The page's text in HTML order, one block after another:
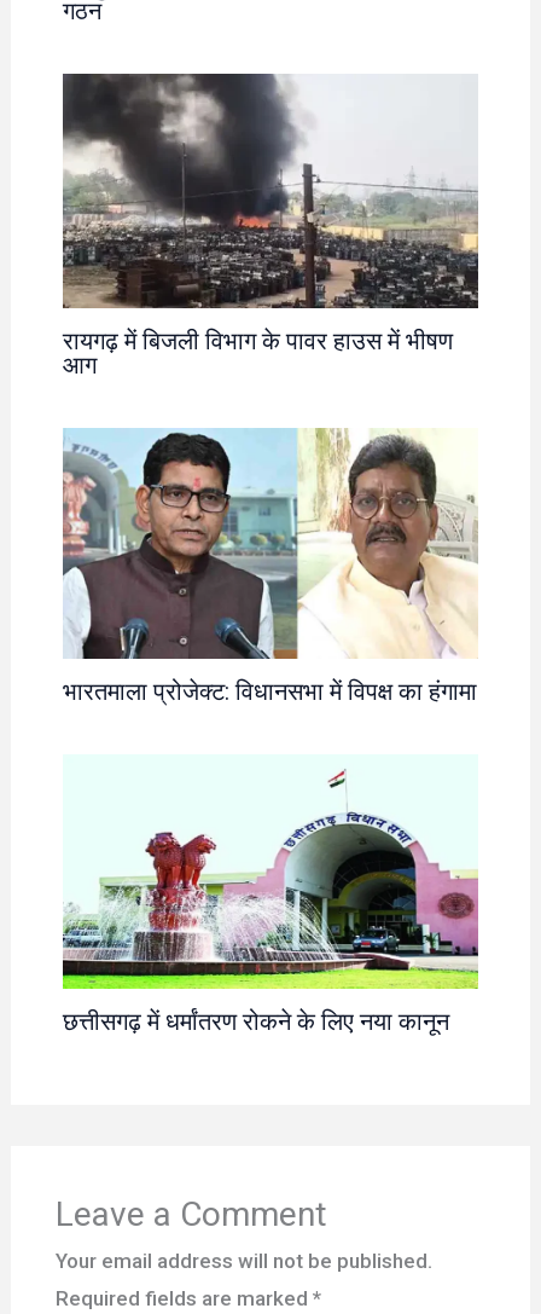
गठन
रायगढ़ में बिजली विभाग के पावर हाउस में भीषण
आग
भारतमाला प्रोजेक्ट: विधानसभा में विपक्ष का हंगामा
छत्तीसगढ़ में धर्मांतरण रोकने के लिए नया कानून
Leave a Comment
Your email address will not be published.
Required fields are marked *